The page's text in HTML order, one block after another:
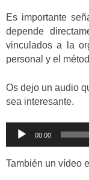
Es importante
depende
vinculados a la
personal y el
Os dejo un audio
sea interesante.
Reproductor
00:00
También un vídeo